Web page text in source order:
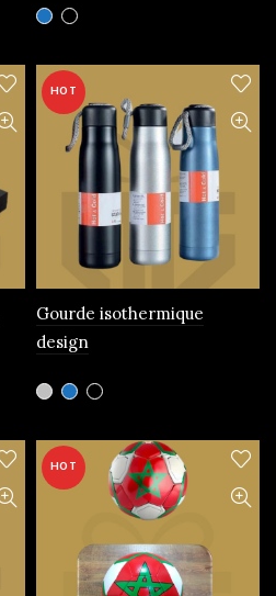
Ce
produit
plusieurs
variations.
options
choisies
page
du
produit
HOT
Gourde isothermique
design
Ce
produit
plusieurs
variations.
peuvent
HOT